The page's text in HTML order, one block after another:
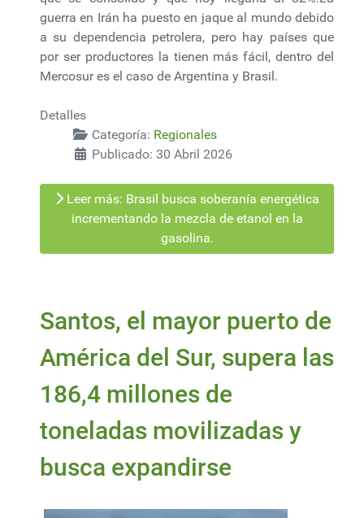
guerra en Irán ha puesto en jaque al mundo debido
a su dependencia petrolera, pero hay países que
por ser productores la tienen más fácil, dentro del
Mercosur es el caso de Argentina y Brasil.
Detalles
Categoría: Regionales
Publicado: 30 Abril 2026
Leer más: Brasil busca soberanía energética
incrementando la mezcla de etanol en la
gasolina.
Santos, el mayor puerto de
América del Sur, supera las
186,4 millones de
toneladas movilizadas y
busca expandirse